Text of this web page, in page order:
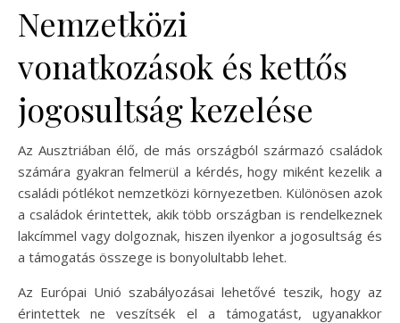
Nemzetközi
vonatkozások és kettős
jogosultság kezelése
Az Ausztriában élő, de más országból származó családok
számára gyakran felmerül a kérdés, hogy miként kezelik a
családi pótlékot nemzetközi környezetben. Különösen azok
a családok érintettek, akik több országban is rendelkeznek
lakcímmel vagy dolgoznak, hiszen ilyenkor a jogosultság és
a támogatás összege is bonyolultabb lehet.
Az Európai Unió szabályozásai lehetővé teszik, hogy az
érintettek ne veszítsék el a támogatást, ugyanakkor